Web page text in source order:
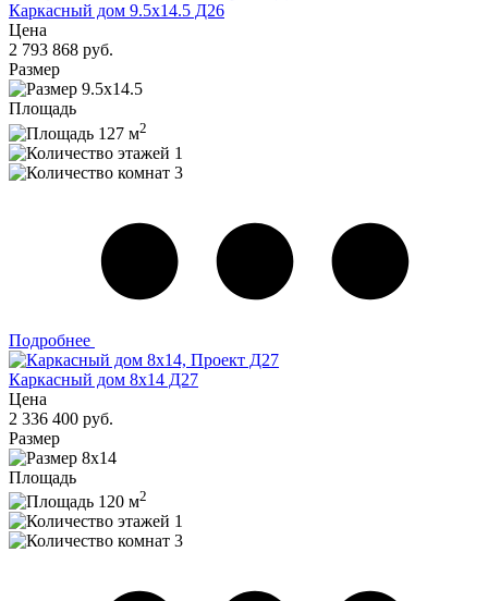
Каркасный дом 9.5х14.5 Д26
Цена
2 793 868 руб.
Размер
9.5х14.5
Площадь
127 м2
1
3
Подробнее
Каркасный дом 8х14 Д27
Цена
2 336 400 руб.
Размер
8х14
Площадь
120 м2
1
3